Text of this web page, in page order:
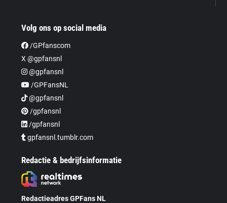
Volg ons op social media
/GPfanscom
X @gpfansnl
@gpfansnl
/GPFansNL
@gpfansnl
/gpfansnl
/gpfansnl
gpfansnl.tumblr.com
Redactie & bedrijfsinformatie
Redactieadres GPFans NL